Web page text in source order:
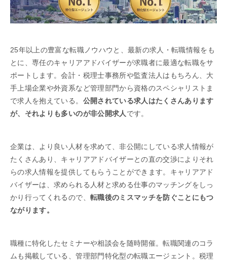
25年以上の豊富な転職ノウハウと、最新の求人・転職情報をも
とに、専任のキャリアアドバイザーが求職者に最適な転職をサ
ポートします。会計・税理士事務所や監査法人はもちろん、大
手上場企業や外資系など管理部門から資格のスペシャリストま
で求人を抱えている。 公開されている求人はたくさんあります
が、それよりも多いのが非公開求人です。
企業は、より良い人材を求めて、非公開にしている求人情報が
たくさんあり、キャリアアドバイザーとの直の交渉によりそれ
らの求人情報を提供してもらうことができます。キャリアアド
バイザーは、求められる人材と求める仕事のマッチングをしっ
かり行ってくれるので、 転職後のミスマッチを防ぐことにもつ
ながります。
職種に特化したセミナーや相談会を随時開催。転職関連のコラ
ムも掲載している、管理部門特化型の転職エージェント。税理